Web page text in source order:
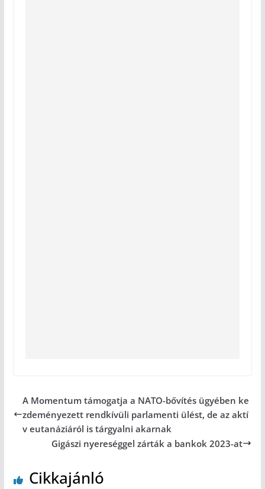
A Momentum támogatja a NATO-bővítés ügyében ke
zdeményezett rendkívüli parlamenti ülést, de az aktí
v eutanáziáról is tárgyalni akarnak
Gigászi nyereséggel zárták a bankok 2023-at
Cikkajánló